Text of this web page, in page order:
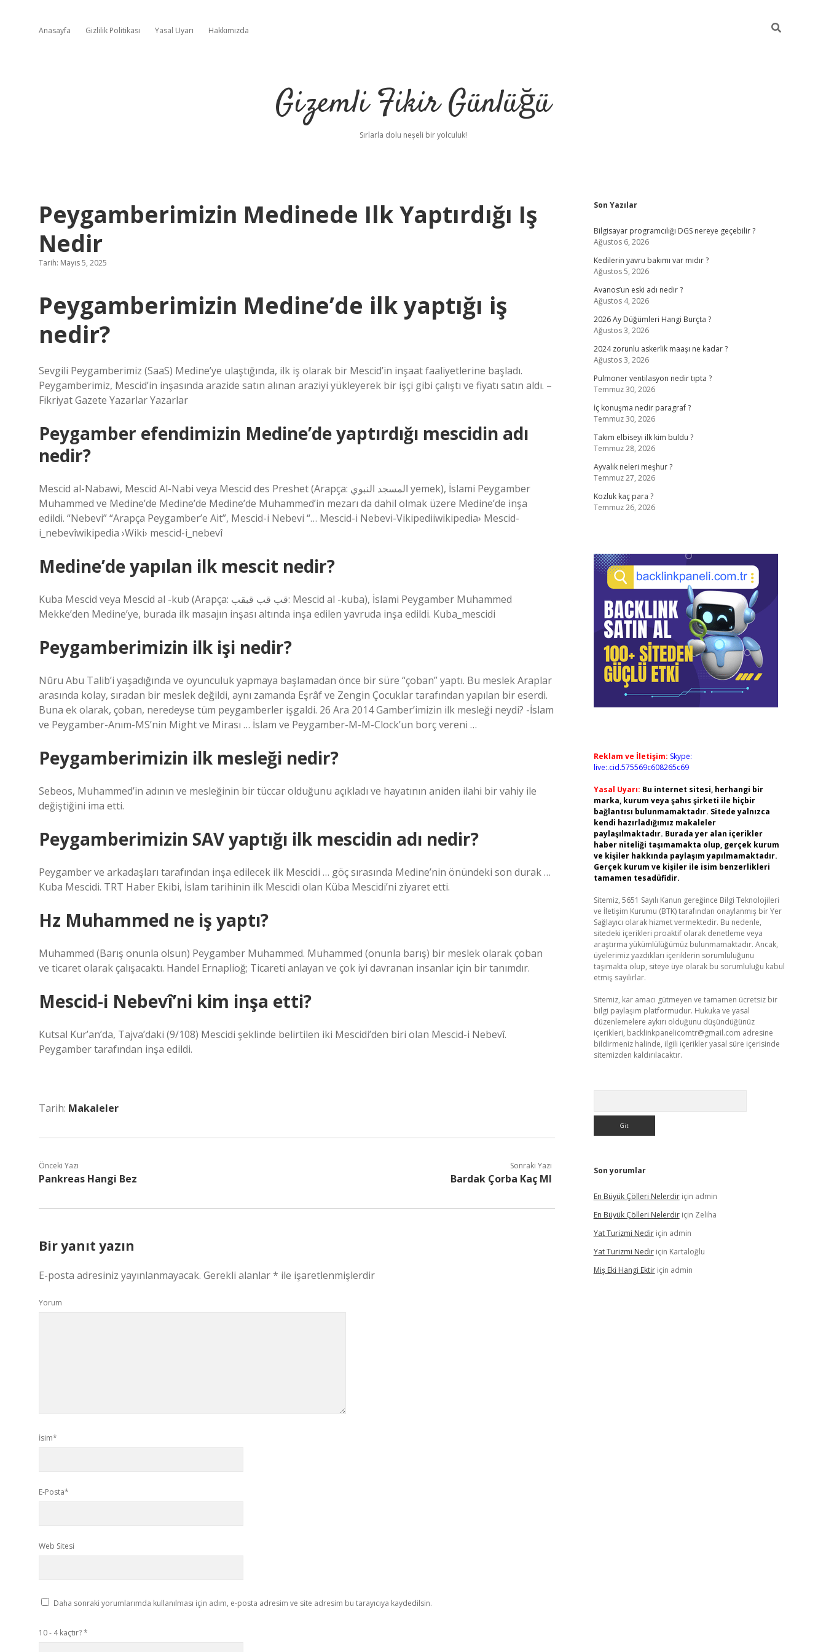
Anasayfa Gizlilik Politikası Yasal Uyarı Hakkımızda
Gizemli Fikir Günlüğü
Sırlarla dolu neşeli bir yolculuk!
Peygamberimizin Medinede Ilk Yaptırdığı Iş
Nedir
Tarih: Mayıs 5, 2025
Peygamberimizin Medine’de ilk yaptığı iş
nedir?
Sevgili Peygamberimiz (SaaS) Medine’ye ulaştığında, ilk iş olarak bir Mescid’in inşaat faaliyetlerine başladı.
Peygamberimiz, Mescid’in inşasında arazide satın alınan araziyi yükleyerek bir işçi gibi çalıştı ve fiyatı satın aldı. –
Fikriyat Gazete Yazarlar Yazarlar
Peygamber efendimizin Medine’de yaptırdığı mescidin adı
nedir?
Mescid al-Nabawi, Mescid Al-Nabi veya Mescid des Preshet (Arapça: المسجد النبوي yemek), İslami Peygamber
Muhammed ve Medine’de Medine’de Medine’de Muhammed’in mezarı da dahil olmak üzere Medine’de inşa
edildi. “Nebevi” “Arapça Peygamber’e Ait”, Mescid-i Nebevi “… Mescid-i Nebevi-Vikipediiwikipedia› Mescid-
i_nebevîwikipedia ›Wiki› mescid-i_nebevî
Medine’de yapılan ilk mescit nedir?
Kuba Mescid veya Mescid al -kub (Arapça: قب قب قبقب: Mescid al -kuba), İslami Peygamber Muhammed
Mekke’den Medine’ye, burada ilk masajın inşası altında inşa edilen yavruda inşa edildi. Kuba_mescidi
Peygamberimizin ilk işi nedir?
Nûru Abu Talib’i yaşadığında ve oyunculuk yapmaya başlamadan önce bir süre “çoban” yaptı. Bu meslek Araplar
arasında kolay, sıradan bir meslek değildi, aynı zamanda Eşrâf ve Zengin Çocuklar tarafından yapılan bir eserdi.
Buna ek olarak, çoban, neredeyse tüm peygamberler işgaldi. 26 Ara 2014 Gamber’imizin ilk mesleği neydi? -İslam
ve Peygamber-Anım-MS’nin Might ve Mirası … İslam ve Peygamber-M-M-Clock’un borç vereni …
Peygamberimizin ilk mesleği nedir?
Sebeos, Muhammed’in adının ve mesleğinin bir tüccar olduğunu açıkladı ve hayatının aniden ilahi bir vahiy ile
değiştiğini ima etti.
Peygamberimizin SAV yaptığı ilk mescidin adı nedir?
Peygamber ve arkadaşları tarafından inşa edilecek ilk Mescidi … göç sırasında Medine’nin önündeki son durak …
Kuba Mescidi. TRT Haber Ekibi, İslam tarihinin ilk Mescidi olan Küba Mescidi’ni ziyaret etti.
Hz Muhammed ne iş yaptı?
Muhammed (Barış onunla olsun) Peygamber Muhammed. Muhammed (onunla barış) bir meslek olarak çoban
ve ticaret olarak çalışacaktı. Handel Ernaplioğ; Ticareti anlayan ve çok iyi davranan insanlar için bir tanımdır.
Mescid-i Nebevî’ni kim inşa etti?
Kutsal Kur’an’da, Tajva’daki (9/108) Mescidi şeklinde belirtilen iki Mescidi’den biri olan Mescid-i Nebevî.
Peygamber tarafından inşa edildi.
Tarih: Makaleler
Önceki Yazı
Pankreas Hangi Bez
Sonraki Yazı
Bardak Çorba Kaç Ml
Bir yanıt yazın
E-posta adresiniz yayınlanmayacak. Gerekli alanlar* ile işaretlenmişlerdir
Yorum
İsim*
E-Posta*
Web Sitesi
Daha sonraki yorumlarımda kullanılması için adım, e-posta adresim ve site adresim bu tarayıcıya kaydedilsin.
10 - 4 kaçtır?*
Sidebar
Son Yazılar
Bilgisayar programcılığı DGS nereye geçebilir ?
Ağustos 6, 2026
Kedilerin yavru bakımı var mıdır ?
Ağustos 5, 2026
Avanos’un eski adı nedir ?
Ağustos 4, 2026
2026 Ay Düğümleri Hangi Burçta ?
Ağustos 3, 2026
2024 zorunlu askerlik maaşı ne kadar ?
Ağustos 3, 2026
Pulmoner ventilasyon nedir tıpta ?
Temmuz 30, 2026
İç konuşma nedir paragraf ?
Temmuz 30, 2026
Takım elbiseyi ilk kim buldu ?
Temmuz 28, 2026
Ayvalık neleri meşhur ?
Temmuz 27, 2026
Kozluk kaç para ?
Temmuz 26, 2026
Reklam ve İletişim: Skype:
live:.cid.575569c608265c69
Yasal Uyarı: Bu internet sitesi, herhangi bir
marka, kurum veya şahıs şirketi ile hiçbir
bağlantısı bulunmamaktadır. Sitede yalnızca
kendi hazırladığımız makaleler
paylaşılmaktadır. Burada yer alan içerikler
haber niteliği taşımamakta olup, gerçek kurum
ve kişiler hakkında paylaşım yapılmamaktadır.
Gerçek kurum ve kişiler ile isim benzerlikleri
tamamen tesadüfidir.
Sitemiz, 5651 Sayılı Kanun gereğince Bilgi Teknolojileri
ve İletişim Kurumu (BTK) tarafından onaylanmış bir Yer
Sağlayıcı olarak hizmet vermektedir. Bu nedenle,
sitedeki içerikleri proaktif olarak denetleme veya
araştırma yükümlülüğümüz bulunmamaktadır. Ancak,
üyelerimiz yazdıkları içeriklerin sorumluluğunu
taşımakta olup, siteye üye olarak bu sorumluluğu kabul
etmiş sayılırlar.
Sitemiz, kar amacı gütmeyen ve tamamen ücretsiz bir
bilgi paylaşım platformudur. Hukuka ve yasal
düzenlemelere aykırı olduğunu düşündüğünüz
içerikleri, backlinkpanelicomtr@gmail.com adresine
bildirmeniz halinde, ilgili içerikler yasal süre içerisinde
sitemizden kaldırılacaktır.
Son yorumlar
En Büyük Çölleri Nelerdiriçin admin
En Büyük Çölleri Nelerdiriçin Zeliha
Yat Turizmi Nediriçin admin
Yat Turizmi Nediriçin Kartaloğlu
Miş Eki Hangi Ektiriçin admin